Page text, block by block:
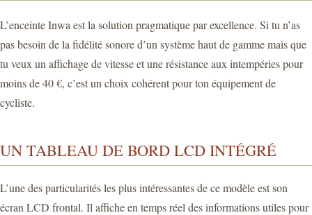
L’enceinte Inwa est la solution pragmatique par excellence. Si tu n’as
pas besoin de la fidélité sonore d’un système haut de gamme mais que
tu veux un affichage de vitesse et une résistance aux intempéries pour
moins de 40 €, c’est un choix cohérent pour ton équipement de
cycliste.
UN TABLEAU DE BORD LCD INTÉGRÉ
L’une des particularités les plus intéressantes de ce modèle est son
écran LCD frontal. Il affiche en temps réel des informations utiles pour